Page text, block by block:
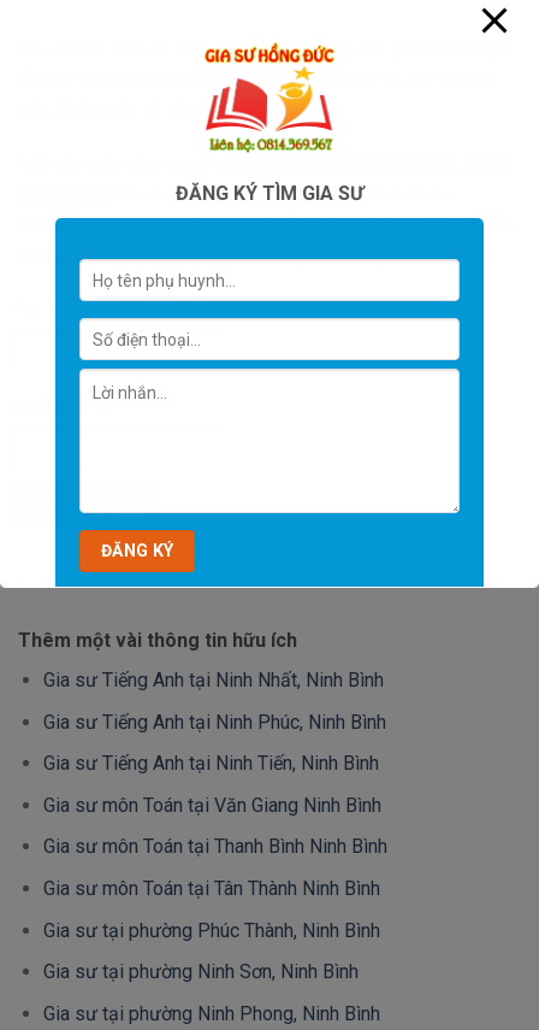
Phụ huynh và học sinh muốn tìm một gia sư giỏi đừng ngại
liên hệ với chúng tôi bằng cách để lại thông tin vào ô dưới
đây. Chúng tôi sẽ liên hệ lại.
Chat zalo bằng cách ấn vào các nút trên
Website này vào mọi khung giờ thời gian. Chúng tôi luôn hân
hạnh được phục vụ các quý vị PHỤ HUYNH và HỌC SINH.
Số điện thoại*
`
Thêm một vài thông tin hữu ích
Gia sư Tiếng Anh tại Ninh Nhất, Ninh Bình
Gia sư Tiếng Anh tại Ninh Phúc, Ninh Bình
Gia sư Tiếng Anh tại Ninh Tiến, Ninh Bình
Gia sư môn Toán tại Văn Giang Ninh Bình
Gia sư môn Toán tại Thanh Bình Ninh Bình
Gia sư môn Toán tại Tân Thành Ninh Bình
Gia sư tại phường Phúc Thành, Ninh Bình
Gia sư tại phường Ninh Sơn, Ninh Bình
Gia sư tại phường Ninh Phong, Ninh Bình
ĐĂNG KÝ TÌM GIA SƯ